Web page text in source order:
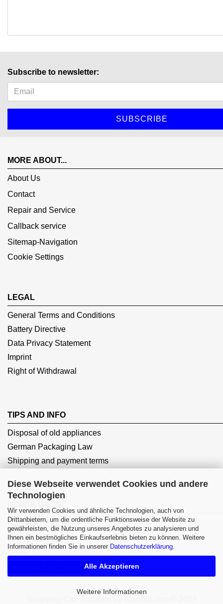
Diese Webseite verwendet Cookies und andere
Technologien
Wir verwenden Cookies und ähnliche Technologien, auch von
Drittanbietern, um die ordentliche Funktionsweise der Website zu
gewährleisten, die Nutzung unseres Angebotes zu analysieren und
Ihnen ein bestmögliches Einkaufserlebnis bieten zu können. Weitere
Informationen finden Sie in unserer Datenschutzerklärung.
Alle Akzeptieren
Weitere Informationen
Subscribe to newsletter:
MORE ABOUT...
About Us
Contact
Repair and Service
Callback service
Sitemap-Navigation
Cookie Settings
LEGAL
General Terms and Conditions
Battery Directive
Data Privacy Statement
Imprint
Right of Withdrawal
TIPS AND INFO
Disposal of old appliances
German Packaging Law
Shipping and payment terms
Manuals
Vouchers
Press
Withdraw from contract